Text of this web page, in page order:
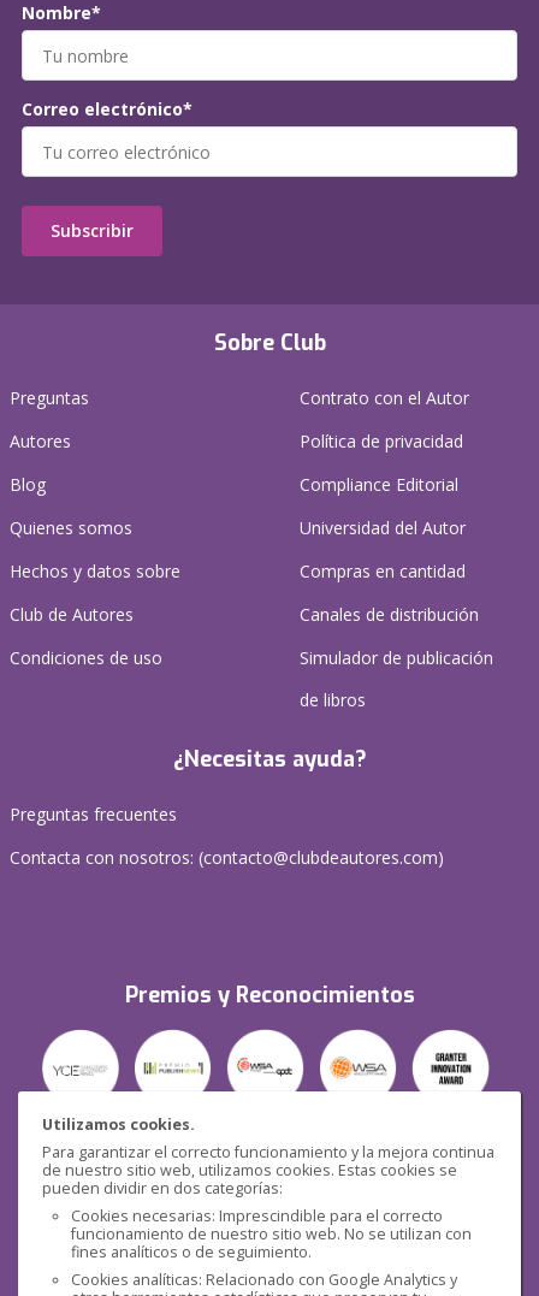
Utilizamos cookies.
Para garantizar el correcto funcionamiento y la mejora continua
de nuestro sitio web, utilizamos cookies. Estas cookies se
pueden dividir en dos categorías:
Cookies necesarias: Imprescindible para el correcto
funcionamiento de nuestro sitio web. No se utilizan con
fines analíticos o de seguimiento.
Cookies analíticas: Relacionado con Google Analytics y
Sobre Club
Preguntas
Autores
Blog
Quienes somos
Hechos y datos sobre
Club de Autores
Condiciones de uso
Contrato con el Autor
Política de privacidad
Compliance Editorial
Universidad del Autor
Compras en cantidad
Canales de distribución
Simulador de publicación
de libros
¿Necesitas ayuda?
Preguntas frecuentes
Contacta con nosotros: (contacto@clubdeautores.com)
Premios y Reconocimientos
Seguridad
Nombre*
Correo electrónico*
Subscribir